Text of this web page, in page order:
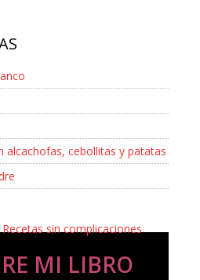
alcachofas, cebollitas y patatas
MI LIBRO